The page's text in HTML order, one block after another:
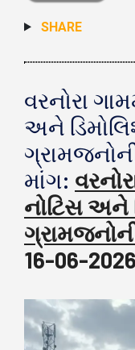
SHARE
વરનોરા
અને
માંગ:
નોટિસ અને
16-06-2026